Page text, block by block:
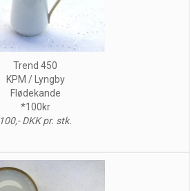
Trend 450
KPM / Lyngby
Flødekande
*100kr
100,- DKK pr. stk.